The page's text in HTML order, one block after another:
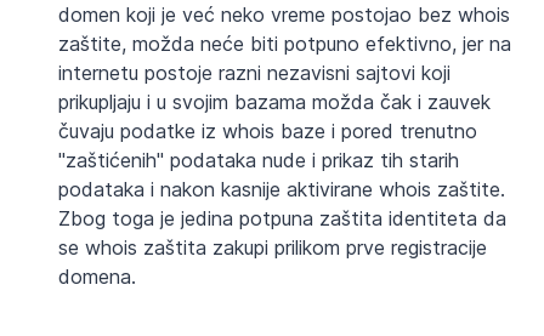
domen koji je već neko vreme postojao bez whois
zaštite, možda neće biti potpuno efektivno, jer na
internetu postoje razni nezavisni sajtovi koji
prikupljaju i u svojim bazama možda čak i zauvek
čuvaju podatke iz whois baze i pored trenutno
"zaštićenih" podataka nude i prikaz tih starih
podataka i nakon kasnije aktivirane whois zaštite.
Zbog toga je jedina potpuna zaštita identiteta da
se whois zaštita zakupi prilikom prve registracije
domena.